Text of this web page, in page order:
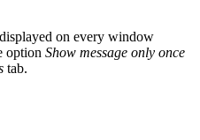
on every window
option Show message only once
tab.